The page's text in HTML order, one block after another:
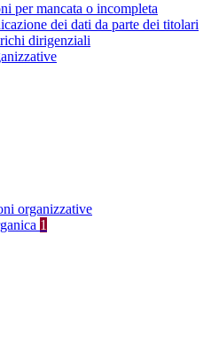
per mancata o incompleta
dei dati da parte dei titolari
dirigenziali
organizzative
1